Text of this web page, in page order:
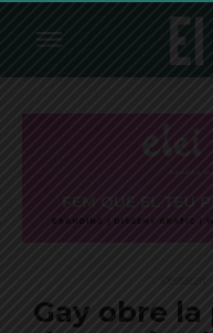
Gay obre